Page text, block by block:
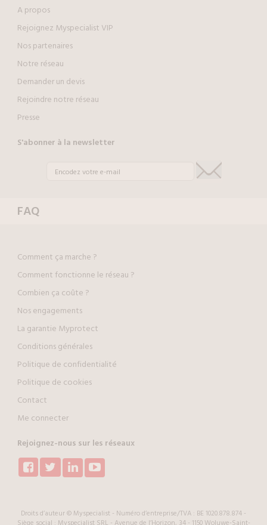
A propos
Rejoignez Myspecialist VIP
Nos partenaires
Notre réseau
Demander un devis
Rejoindre notre réseau
Presse
S'abonner à la newsletter
FAQ
Comment ça marche ?
Comment fonctionne le réseau ?
Combien ça coûte ?
Nos engagements
La garantie Myprotect
Conditions générales
Politique de confidentialité
Politique de cookies
Contact
Me connecter
Rejoignez-nous sur les réseaux
Droits d’auteur © Myspecialist - Numéro d’entreprise/TVA : BE 1020.878.874 -